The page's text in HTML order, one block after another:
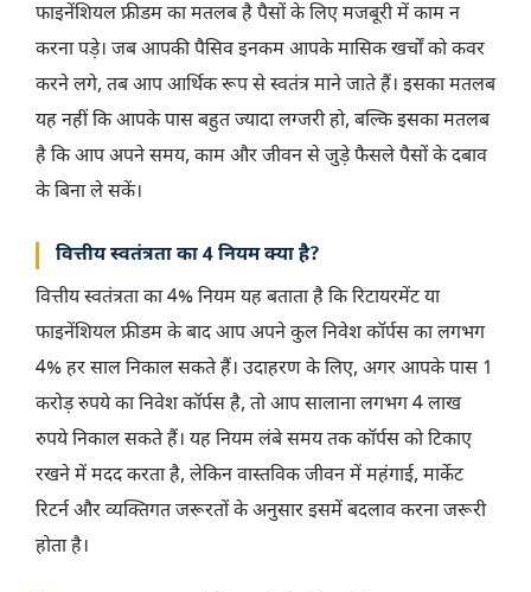
फाइनेंशियल फ्रीडम का मतलब है पैसों के लिए मजबूरी में काम न
करना पड़े। जब आपकी पैसिव इनकम आपके मासिक खर्चों को कवर
करने लगे, तब आप आर्थिक रूप से स्वतंत्र माने जाते हैं। इसका मतलब
यह नहीं कि आपके पास बहुत ज्यादा लग्जरी हो, बल्कि इसका मतलब
है कि आप अपने समय, काम और जीवन से जुड़े फैसले पैसों के दबाव
के बिना ले सकें।
वित्तीय स्वतंत्रता का 4 नियम क्या है?
वित्तीय स्वतंत्रता का 4% नियम यह बताता है कि रिटायरमेंट या
फाइनेंशियल फ्रीडम के बाद आप अपने कुल निवेश कॉर्पस का लगभग
4% हर साल निकाल सकते हैं। उदाहरण के लिए, अगर आपके पास 1
करोड़ रुपये का निवेश कॉर्पस है, तो आप सालाना लगभग 4 लाख
रुपये निकाल सकते हैं। यह नियम लंबे समय तक कॉर्पस को टिकाए
रखने में मदद करता है, लेकिन वास्तविक जीवन में महंगाई, मार्केट
रिटर्न और व्यक्तिगत जरूरतों के अनुसार इसमें बदलाव करना जरूरी
होता है।